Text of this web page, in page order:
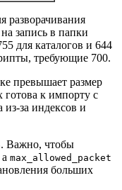
разворачивания
запись в папки
для каталогов и 644
требующие 700.
превышает размер
к импорту с
за индексов и
Важно, чтобы
max_allowed_packet
больших